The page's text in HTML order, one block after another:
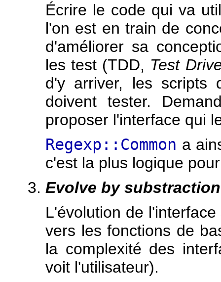
Écrire le code qui va
l'on est en train de
d'améliorer sa
les test (TDD, Test
d'y arriver, les scripts
doivent tester.
proposer l'interface qui
Regexp::Common a
c'est la plus logique
Evolve by substraction
L'évolution de
vers les fonctions de
la complexité des
voit l'utilisateur).